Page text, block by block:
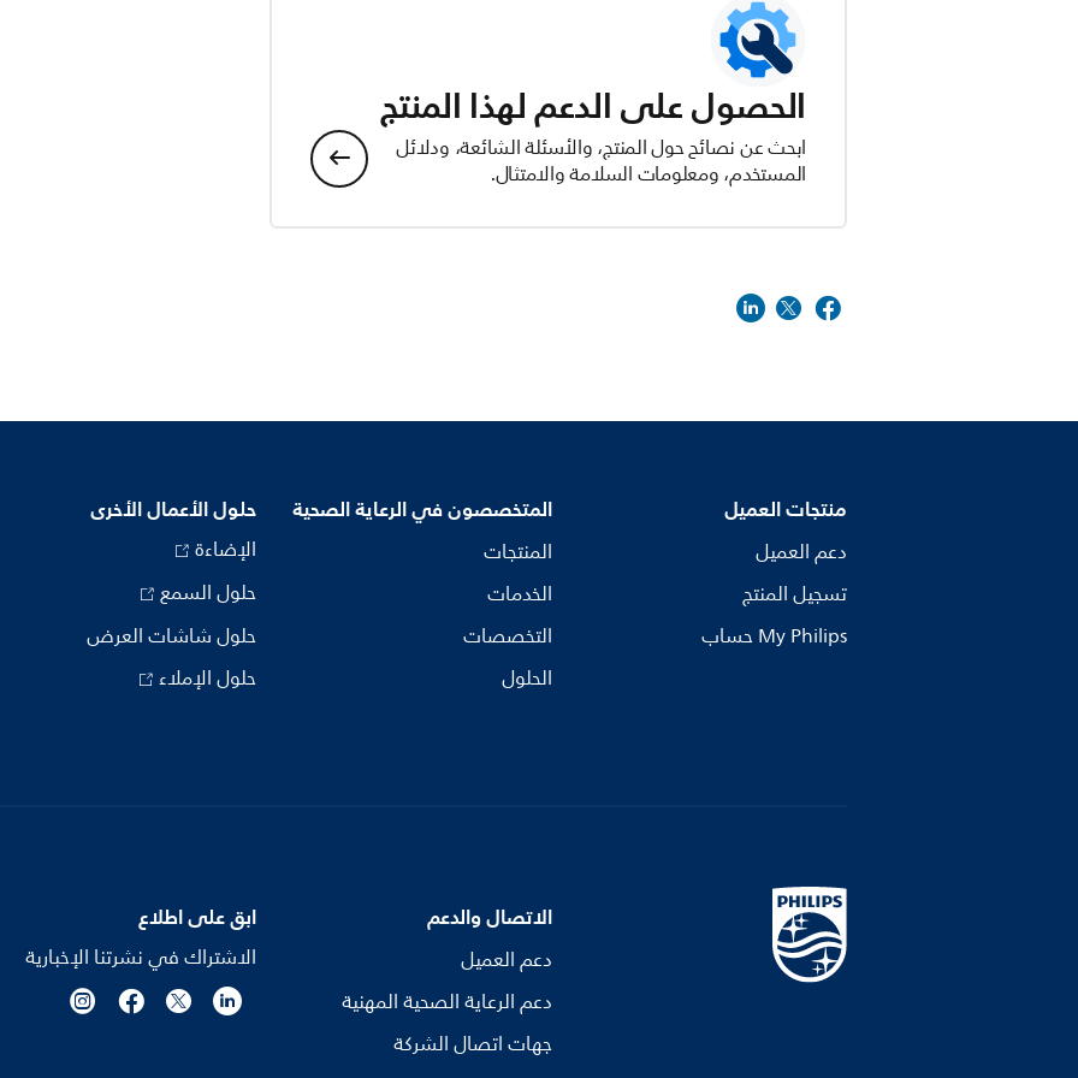
الحصول على الدعم لهذا المنتج
ابحث عن نصائح حول المنتج، والأسئلة الشائعة، ودلائل
المستخدم، ومعلومات السلامة والامتثال.
منتجات العميل
دعم العميل
تسجيل المنتج
My Philips حساب
المتخصصون في الرعاية الصحية
المنتجات
الخدمات
التخصصات
الحلول
حلول الأعمال الأخرى
الإضاءة
حلول السمع
حلول شاشات العرض
حلول الإملاء
الاتصال والدعم
دعم العميل
دعم الرعاية الصحية المهنية
جهات اتصال الشركة
ابق على اطلاع
الاشتراك في نشرتنا الإخبارية